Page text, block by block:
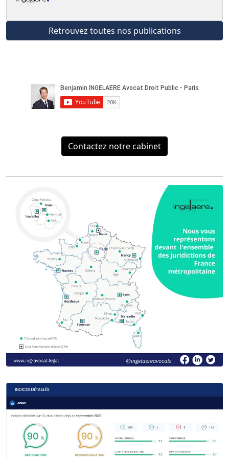
Retrouvez toutes nos publications
Contactez notre cabinet